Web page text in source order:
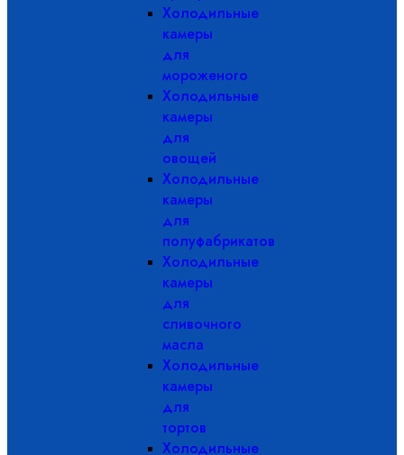
Холодильные
камеры
для
мороженого
Холодильные
камеры
для
овощей
Холодильные
камеры
для
полуфабрикатов
Холодильные
камеры
для
сливочного
масла
Холодильные
камеры
для
тортов
Холодильные